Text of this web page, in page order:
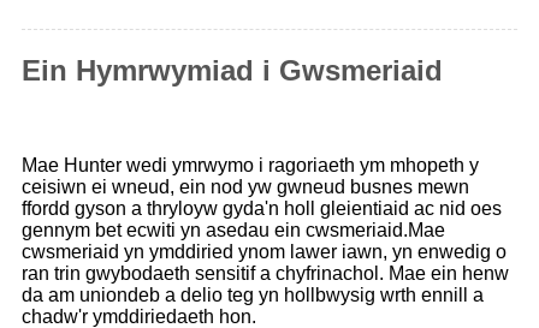
Ein Hymrwymiad i Gwsmeriaid
Mae Hunter wedi ymrwymo i ragoriaeth ym mhopeth y
ceisiwn ei wneud, ein nod yw gwneud busnes mewn
ffordd gyson a thryloyw gyda'n holl gleientiaid ac nid oes
gennym bet ecwiti yn asedau ein cwsmeriaid.Mae
cwsmeriaid yn ymddiried ynom lawer iawn, yn enwedig o
ran trin gwybodaeth sensitif a chyfrinachol. Mae ein henw
da am uniondeb a delio teg yn hollbwysig wrth ennill a
chadw'r ymddiriedaeth hon.